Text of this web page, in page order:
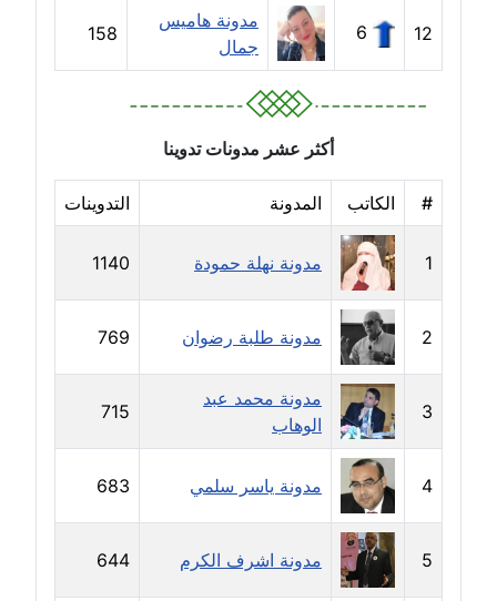
مدونة بيان هدية
عاملة
مدونة تامر زيدان
عاملة
مدونة تسنيم فضالي
عاملة
مدونة ثائر دالي
عاملة
مدونة جاد كريم
عاملة
مدونة جلال الخطيب
عاملة
مدونة جهاد عبد الحميد
عاملة
12
6
مدونة هاميس
جمال
158
أكثر عشر مدونات تدوينا
# الكاتب المدونة التدوينات
1 مدونة نهلة حمودة 1140
2 مدونة طلبة رضوان 769
3
مدونة محمد عبد
الوهاب
715
4 مدونة ياسر سلمي 683
5 مدونة اشرف الكرم 644